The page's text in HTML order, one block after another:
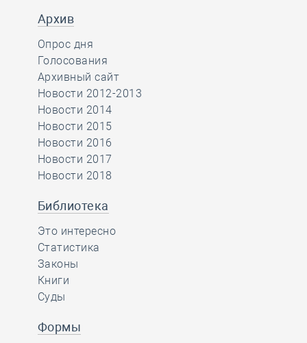
Архив
Опрос дня
Голосования
Архивный сайт
Новости 2012-2013
Новости 2014
Новости 2015
Новости 2016
Новости 2017
Новости 2018
Библиотека
Это интересно
Статистика
Законы
Книги
Суды
Формы